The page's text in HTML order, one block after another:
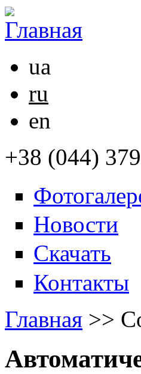
ua
ru
en
+38 (044)
Новости
Скачать
Контакты
Главная >>